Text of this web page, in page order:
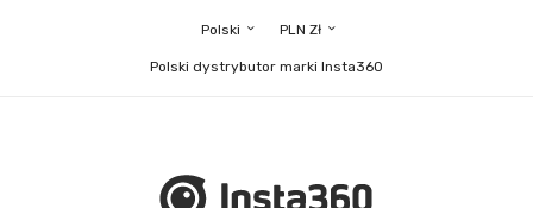
Polski PLN Zł
Polski dystrybutor marki Insta360